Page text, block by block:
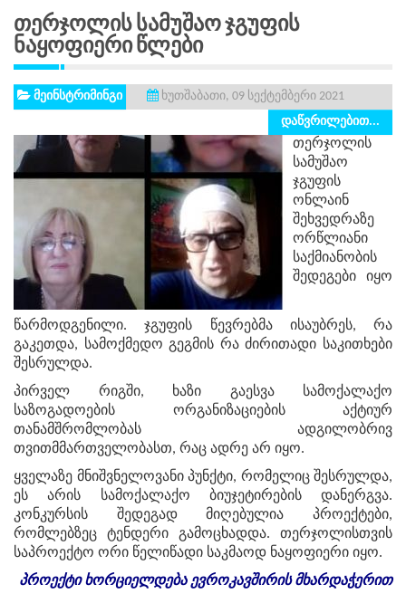
Თერჯოლის Სამუშაო Ჯგუფის
Ნაყოფიერი Წლები
მეინსტრიმინგი
ხუთშაბათი, 09 სექტემბერი 2021
დაწვრილებით...
თერჯოლის
სამუშაო
ჯგუფის
ონლაინ
შეხვედრაზე
ორწლიანი
საქმიანობის
შედეგები იყო
წარმოდგენილი. ჯგუფის წევრებმა ისაუბრეს, რა
გაკეთდა, სამოქმედო გეგმის რა ძირითადი საკითხები
შესრულდა.
პირველ რიგში, ხაზი გაესვა სამოქალაქო
საზოგადოების ორგანიზაციების აქტიურ
თანამშრომლობას ადგილობრივ
თვითმმართველობასთ, რაც ადრე არ იყო.
ყველაზე მნიშვნელოვანი პუნქტი, რომელიც შესრულდა,
ეს არის სამოქალაქო ბიუჯეტირების დანერგვა.
კონკურსის შედეგად მიღებულია პროექტები,
რომლებზეც ტენდერი გამოცხადდა. თერჯოლისთვის
საპროექტო ორი წელიწადი საკმაოდ ნაყოფიერი იყო.
პროექტი ხორციელდება ევროკავშირის მხარდაჭერით